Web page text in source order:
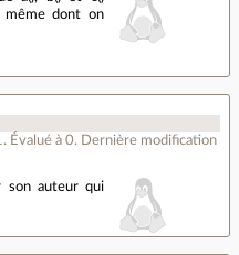
même dont on
. Évalué à 0. Dernière modification
son auteur qui